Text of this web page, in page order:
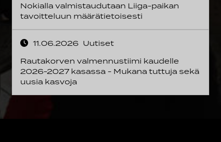
Nokialla valmistaudutaan Liiga-paikan
tavoitteluun määrätietoisesti
11.06.2026 Uutiset
Rautakorven valmennustiimi kaudelle
2026-2027 kasassa - Mukana tuttuja sekä
uusia kasvoja